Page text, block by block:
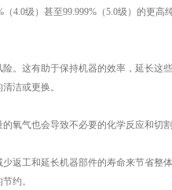
级）甚至99.999%（5.0级）的更高
这有助于保持机器的效率，延长这
洁或更换。
气也会导致不必要的化学反应和切割
工和延长机器部件的寿命来节省整
约。